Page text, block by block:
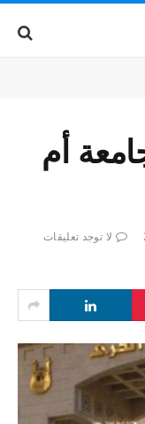
أم
لا توجد تعليقات